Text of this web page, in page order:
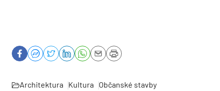
Architektura Kultura
Občanské stavby